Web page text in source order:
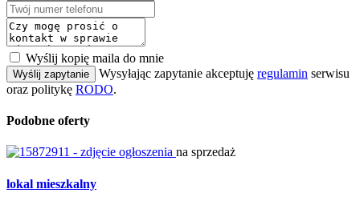
Wyślij kopię maila do mnie
Wyślij zapytanie Wysyłając zapytanie akceptuję regulamin serwisu
oraz politykę RODO.
Podobne oferty
na sprzedaż
lokal mieszkalny